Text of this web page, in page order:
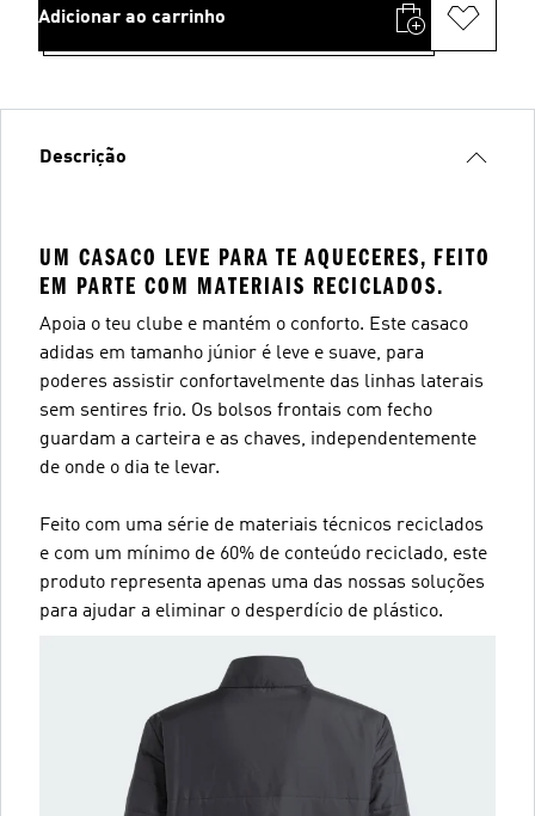
Adicionar ao carrinho
Descrição
UM CASACO LEVE PARA TE AQUECERES, FEITO
EM PARTE COM MATERIAIS RECICLADOS.
Apoia o teu clube e mantém o conforto. Este casaco
adidas em tamanho júnior é leve e suave, para
poderes assistir confortavelmente das linhas laterais
sem sentires frio. Os bolsos frontais com fecho
guardam a carteira e as chaves, independentemente
de onde o dia te levar.
Feito com uma série de materiais técnicos reciclados
e com um mínimo de 60% de conteúdo reciclado, este
produto representa apenas uma das nossas soluções
para ajudar a eliminar o desperdício de plástico.